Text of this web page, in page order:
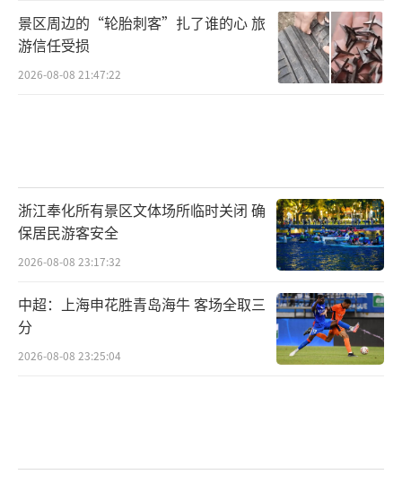
景区周边的“轮胎刺客”扎了谁的心 旅
游信任受损
2026-08-08 21:47:22
浙江奉化所有景区文体场所临时关闭 确
保居民游客安全
2026-08-08 23:17:32
中超：上海申花胜青岛海牛 客场全取三
分
2026-08-08 23:25:04